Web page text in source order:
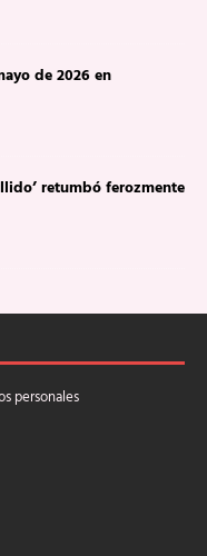
de 2026 en
retumbó ferozmente
personales